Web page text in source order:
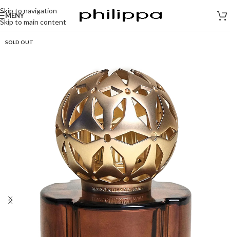
Skip to navigation
Skip to main content
MENY
SOLD OUT